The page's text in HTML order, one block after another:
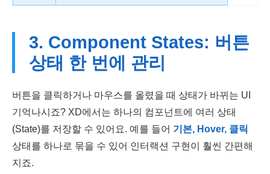
3. Component States: 버튼
상태 한 번에 관리
버튼을 클릭하거나 마우스를 올렸을 때 상태가 바뀌는 UI
기억나시죠? XD에서는 하나의 컴포넌트에 여러 상태
(State)를 저장할 수 있어요. 예를 들어 기본, Hover, 클릭
상태를 하나로 묶을 수 있어 인터랙션 구현이 훨씬 간편해
지죠.